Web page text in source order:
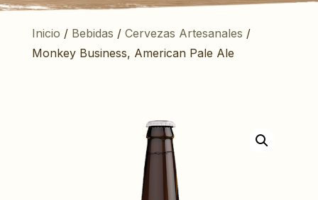
Inicio / Bebidas / Cervezas Artesanales /
Monkey Business, American Pale Ale